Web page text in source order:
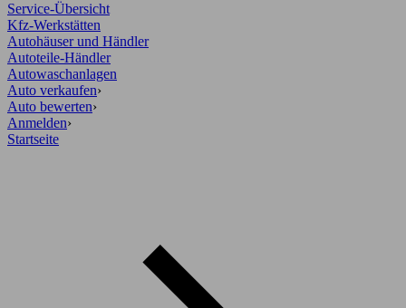
Service-Übersicht
Kfz-Werkstätten
Autohäuser und Händler
Autoteile-Händler
Autowaschanlagen
Auto verkaufen›
Auto bewerten›
Anmelden›
Startseite